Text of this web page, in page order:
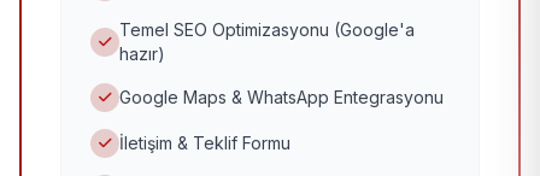
Temel SEO Optimizasyonu (Google'a
hazır)
Google Maps & WhatsApp Entegrasyonu
İletişim & Teklif Formu